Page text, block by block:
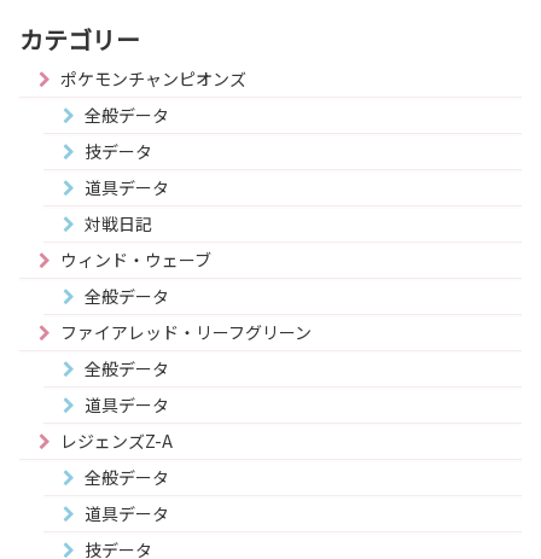
カテゴリー
ポケモンチャンピオンズ
全般データ
技データ
道具データ
対戦日記
ウィンド・ウェーブ
全般データ
ファイアレッド・リーフグリーン
全般データ
道具データ
レジェンズZ-A
全般データ
道具データ
技データ